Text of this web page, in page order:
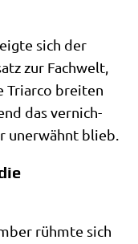
sich der
zur Fach­welt,
Tri­ar­co brei­ten
das ver­nich­
uner­wähnt blieb.
rühm­te sich